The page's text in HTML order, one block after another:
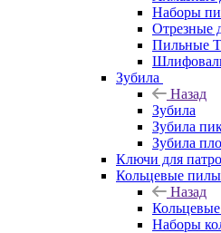
Наборы
Отрезные
Пильные
Зубила
Назад
Зубила
Зубила
Зубила
Ключи для
Кольцевые пилы
Назад
Наборы